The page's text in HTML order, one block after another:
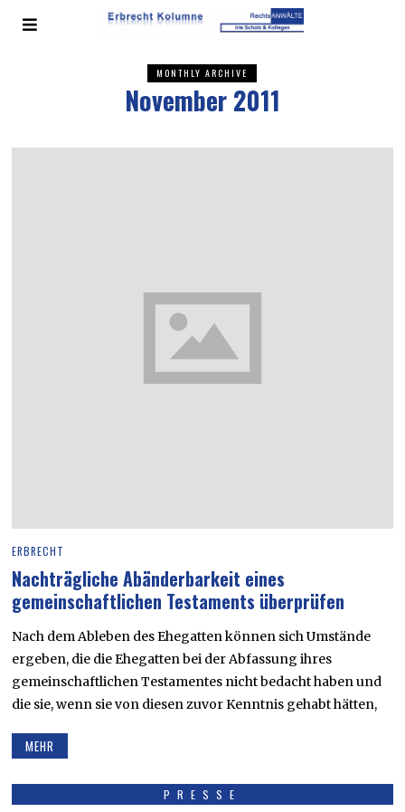
MONTHLY ARCHIVE
November 2011
ERBRECHT
Nachträgliche Abänderbarkeit eines
gemeinschaftlichen Testaments überprüfen
Nach dem Ableben des Ehegatten können sich Umstände
ergeben, die die Ehegatten bei der Abfassung ihres
gemeinschaftlichen Testamentes nicht bedacht haben und
die sie, wenn sie von diesen zuvor Kenntnis gehabt hätten,
MEHR
PRESSE